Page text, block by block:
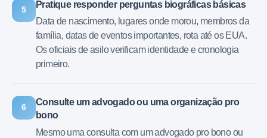
5
Pratique responder perguntas biográficas básicas
Data de nascimento, lugares onde morou, membros da
família, datas de eventos importantes, rota até os EUA.
Os oficiais de asilo verificam identidade e cronologia
primeiro.
6
Consulte um advogado ou uma organização pro
bono
Mesmo uma consulta com um advogado pro bono ou